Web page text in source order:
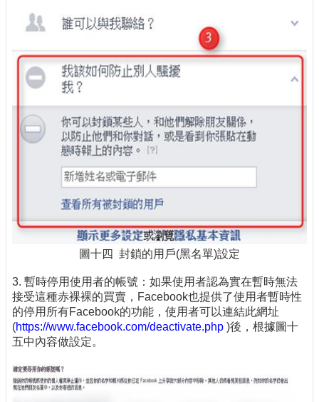
圖十四 封鎖的用戶(黑名單)設定
3. 暫時停用使用者的帳號：如果使用者認為實在暫時無法
接受這種赤裸裸的買賣，Facebook也提供了使用者暫時性
的停用所有Facebook的功能，使用者可以連結此網址
(https://www.facebook.com/deactivate.php )後，根據圖十
五中內容做設定。